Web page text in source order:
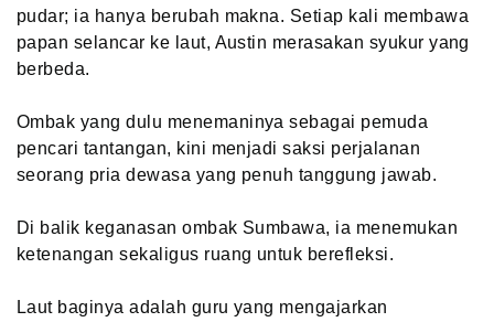
pudar; ia hanya berubah makna. Setiap kali membawa
papan selancar ke laut, Austin merasakan syukur yang
berbeda.
Ombak yang dulu menemaninya sebagai pemuda
pencari tantangan, kini menjadi saksi perjalanan
seorang pria dewasa yang penuh tanggung jawab.
Di balik keganasan ombak Sumbawa, ia menemukan
ketenangan sekaligus ruang untuk berefleksi.
Laut baginya adalah guru yang mengajarkan